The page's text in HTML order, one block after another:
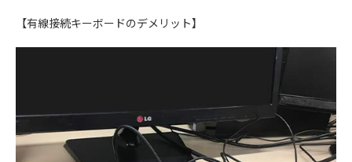
【有線接続キーボードのデメリット】